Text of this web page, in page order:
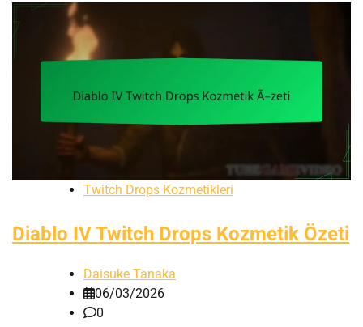
Twitch Drops Kozmetikleri
Diablo IV Twitch Drops Kozmetik Özeti
Daisuke Tanaka
06/03/2026
0